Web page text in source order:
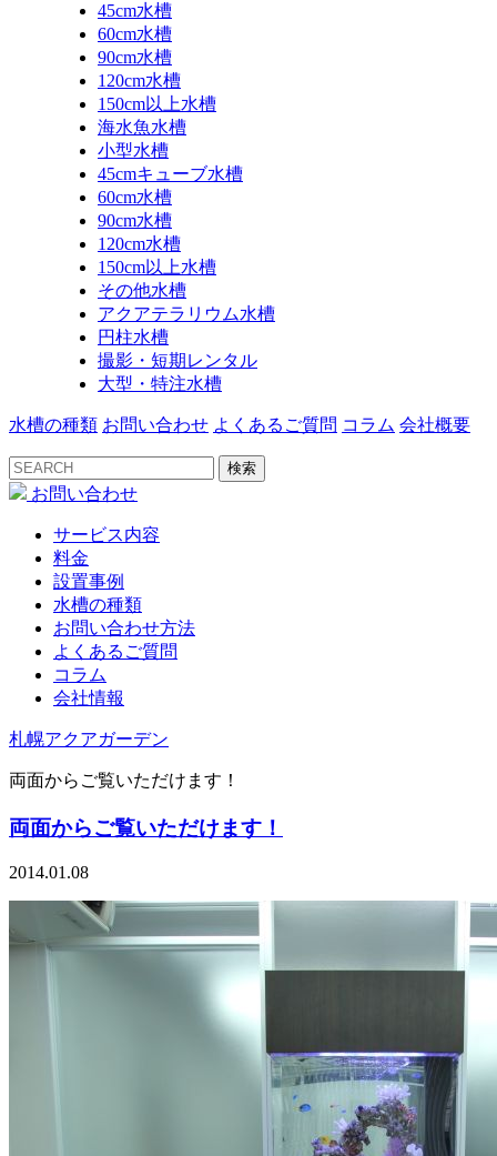
45cm水槽
60cm水槽
90cm水槽
120cm水槽
150cm以上水槽
海水魚水槽
小型水槽
45cmキューブ水槽
60cm水槽
90cm水槽
120cm水槽
150cm以上水槽
その他水槽
アクアテラリウム水槽
円柱水槽
撮影・短期レンタル
大型・特注水槽
水槽の種類 お問い合わせ よくあるご質問 コラム 会社概要
検索
お問い合わせ
サービス内容
料金
設置事例
水槽の種類
お問い合わせ方法
よくあるご質問
コラム
会社情報
札幌アクアガーデン
両面からご覧いただけます！
両面からご覧いただけます！
2014.01.08